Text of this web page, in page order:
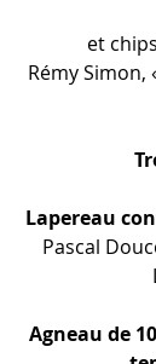
et
Rémy Simon,
Lapereau
Pascal
Agneau de